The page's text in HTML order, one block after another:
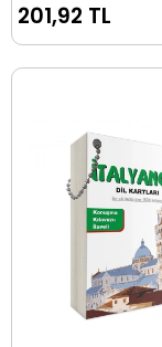
201,92 TL